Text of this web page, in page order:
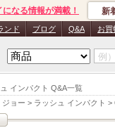
インパクト Q&A一覧
ジョー > ラッシュ インパクト >
なる情報が満載！ 新
ンド ブログ Q&A お買